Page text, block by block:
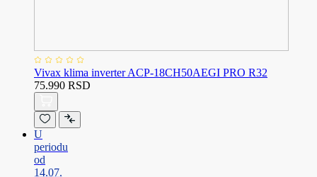
Vivax klima inverter ACP-18CH50AEGI PRO R32
75.990 RSD
U
periodu
od
14.07.